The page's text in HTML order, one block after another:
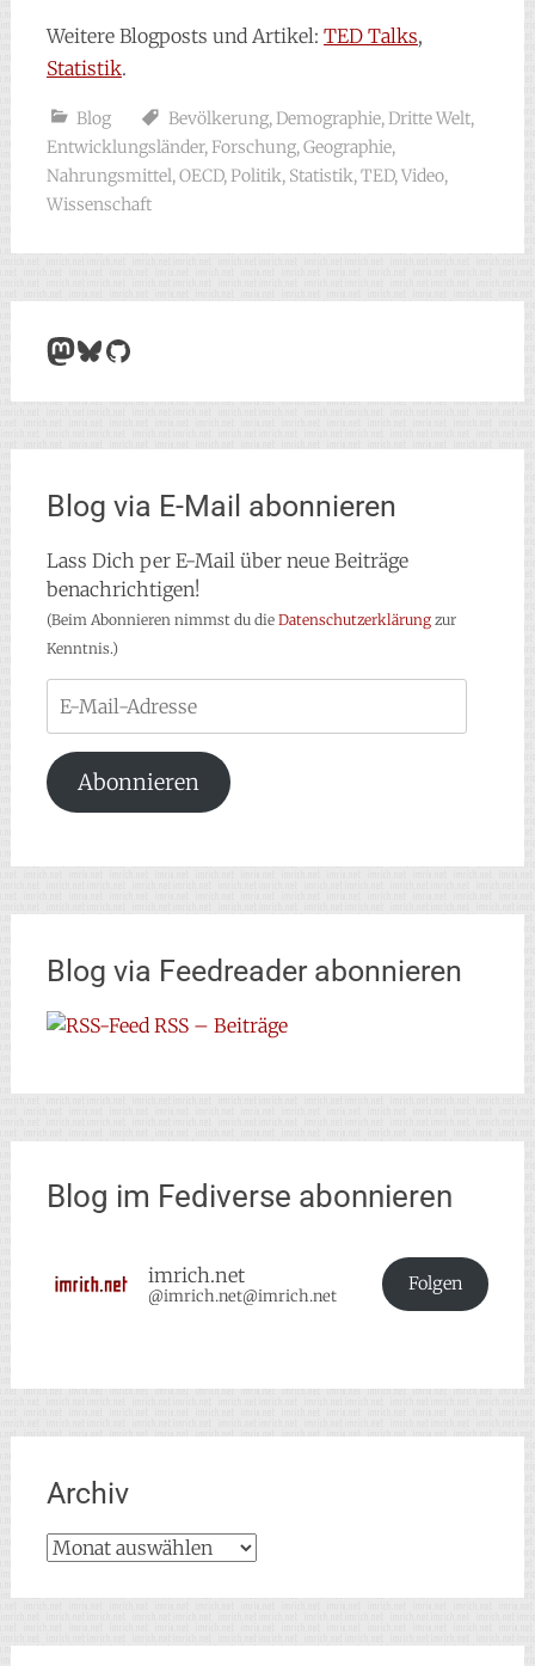
Weitere Blogposts und Artikel: TED Talks,
Statistik.
Blog Bevölkerung,Demographie,Dritte Welt,
Entwicklungsländer, Forschung,Geographie,
Nahrungsmittel,OECD,Politik, Statistik,TED,Video,
Wissenschaft
Mastodon
Bluesky
GitHub
Blog via E-Mail abonnieren
Lass Dich per E-Mail über neue Beiträge
benachrichtigen!
(Beim Abonnieren nimmst du die Datenschutzerklärungzur
Kenntnis.)
Mail-
Adresse
Abonnieren
Blog via Feedreader abonnieren
RSS – Beiträge
Blog im Fediverse abonnieren
imrich.net
@imrich.net@imrich.net
Folgen
Archiv
Archiv